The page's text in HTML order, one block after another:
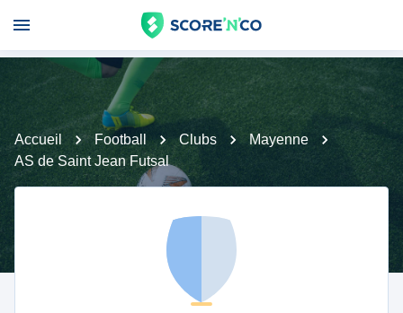
Accueil Football Clubs
Mayenne
AS de Saint Jean Futsal